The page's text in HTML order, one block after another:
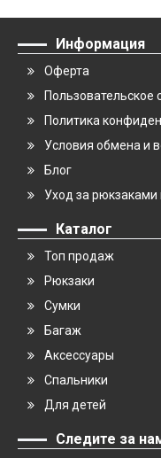
Информация
Оферта
Пользовательское
Политика
Условия обмена и
Блог
Уход за
Каталог
Топ продаж
Рюкзаки
Сумки
Багаж
Аксессуары
Спальники
Для детей
Следите за